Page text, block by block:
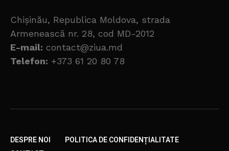
Chișinău, Republica Moldova, strada
Armenească nr. 28, cod MD-2012
E-mail: contact@ziua.md
Telefon: +373 61 20 80 78
DESPRE NOI
POLITICA DE CONFIDENȚIALITATE